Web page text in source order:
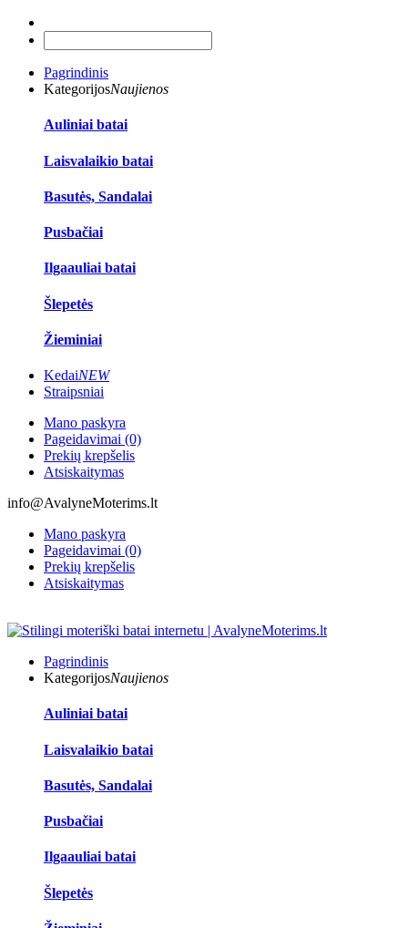
Pagrindinis
KategorijosNaujienos
Auliniai batai
Laisvalaikio batai
Basutės, Sandalai
Pusbačiai
Ilgaauliai batai
Šlepetės
Žieminiai
KedaiNEW
Straipsniai
Mano paskyra
Pageidavimai (0)
Prekių krepšelis
Atsiskaitymas
info@AvalyneMoterims.lt
Mano paskyra
Pageidavimai (0)
Prekių krepšelis
Atsiskaitymas
Pagrindinis
KategorijosNaujienos
Auliniai batai
Laisvalaikio batai
Basutės, Sandalai
Pusbačiai
Ilgaauliai batai
Šlepetės